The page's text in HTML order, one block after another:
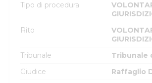
Tipo di procedura
Rito
Tribunale
Tribunale
Giudice
Raffaglio